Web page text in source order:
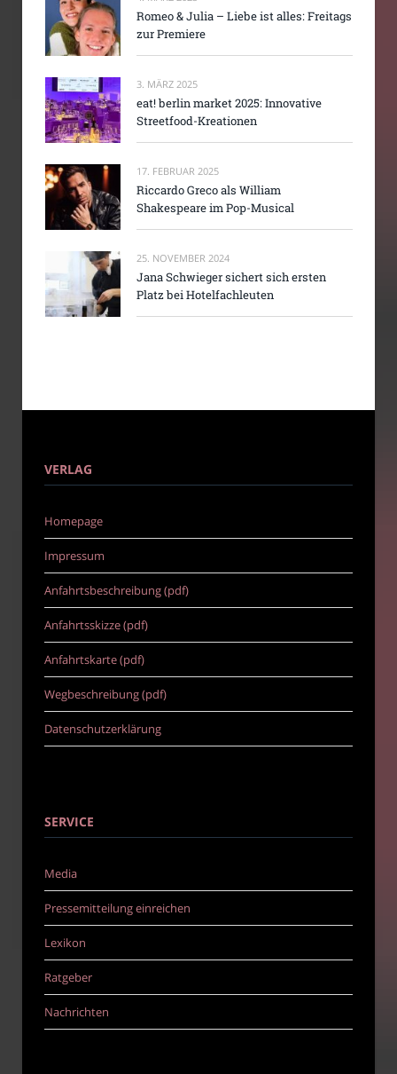
Romeo & Julia – Liebe ist alles: Freitags
zur Premiere
3. MÄRZ 2025
eat! berlin market 2025: Innovative
Streetfood-Kreationen
17. FEBRUAR 2025
Riccardo Greco als William
Shakespeare im Pop-Musical
25. NOVEMBER 2024
Jana Schwieger sichert sich ersten
Platz bei Hotelfachleuten
VERLAG
Homepage
Impressum
Anfahrtsbeschreibung (pdf)
Anfahrtsskizze (pdf)
Anfahrtskarte (pdf)
Wegbeschreibung (pdf)
Datenschutzerklärung
SERVICE
Media
Pressemitteilung einreichen
Lexikon
Ratgeber
Nachrichten